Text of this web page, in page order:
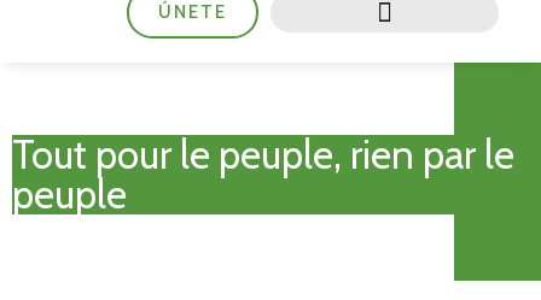
ÚNETE
Tout pour le peuple, rien par le
peuple